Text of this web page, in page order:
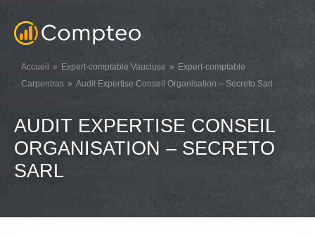
Accueil Expert-comptable Vaucluse
Expert-comptable
Carpentras
Audit Expertise Conseil Organisation – Secreto Sarl
AUDIT EXPERTISE CONSEIL
ORGANISATION – SECRETO
SARL